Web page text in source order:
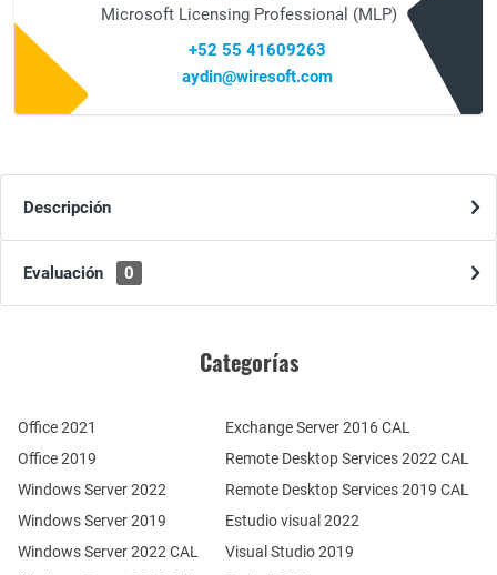
Microsoft Licensing Professional (MLP)
+52 55 41609263
aydin@wiresoft.com
Descripción
Evaluación 0
Categorías
Office 2021
Office 2019
Windows Server 2022
Windows Server 2019
Windows Server 2022 CAL
Remote Desktop Services 2022 CAL
Remote Desktop Services 2019 CAL
Exchange Server 2016 CAL
Estudio visual 2022
Visual Studio 2019